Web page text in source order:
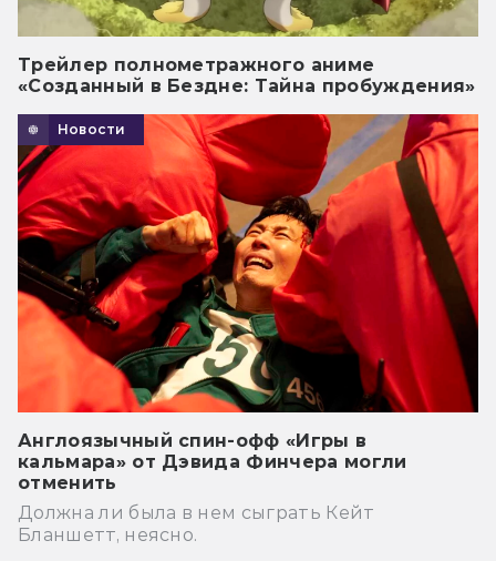
Трейлер полнометражного аниме
«Созданный в Бездне: Тайна пробуждения»
Новости
Англоязычный спин-офф «Игры в
кальмара» от Дэвида Финчера могли
отменить
Должна ли была в нем сыграть Кейт
Бланшетт, неясно.